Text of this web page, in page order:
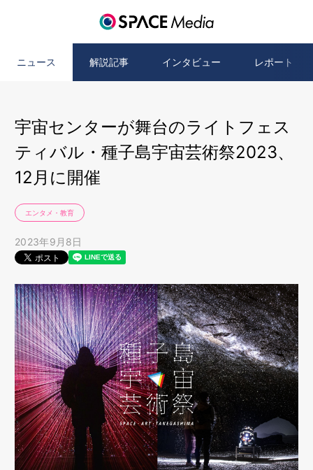
ニュース 解説記事 インタビュー レポート
宇宙センターが舞台のライトフェス
ティバル・種子島宇宙芸術祭2023、
12月に開催
エンタメ・教育
2023年9月8日